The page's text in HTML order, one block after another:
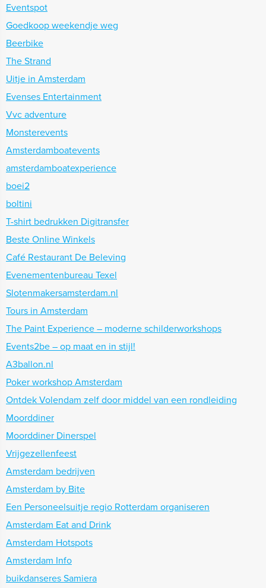
Eventspot
Goedkoop weekendje weg
Beerbike
The Strand
Uitje in Amsterdam
Evenses Entertainment
Vvc adventure
Monsterevents
Amsterdamboatevents
amsterdamboatexperience
boei2
boltini
T-shirt bedrukken Digitransfer
Beste Online Winkels
Café Restaurant De Beleving
Evenementenbureau Texel
Slotenmakersamsterdam.nl
Tours in Amsterdam
The Paint Experience – moderne schilderworkshops
Events2be – op maat en in stijl!
A3ballon.nl
Poker workshop Amsterdam
Ontdek Volendam zelf door middel van een rondleiding
Moorddiner
Moorddiner Dinerspel
Vrijgezellenfeest
Amsterdam bedrijven
Amsterdam by Bite
Een Personeelsuitje regio Rotterdam organiseren
Amsterdam Eat and Drink
Amsterdam Hotspots
Amsterdam Info
buikdanseres Samiera